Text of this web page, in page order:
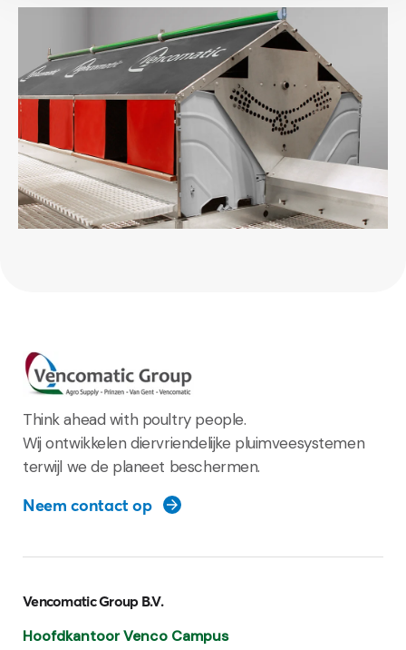
Think ahead with poultry people.
Wij ontwikkelen diervriendelijke pluimveesystemen
terwijl we de planeet beschermen.
Neem contact op
Vencomatic Group B.V.
Hoofdkantoor Venco Campus